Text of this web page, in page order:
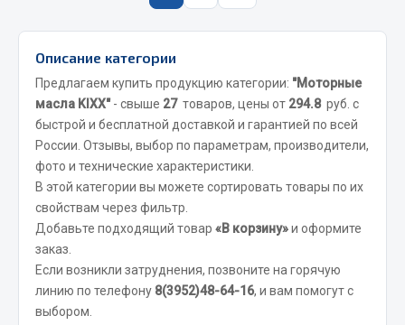
Запчасти FAW
Подвеска
Двигатель
Система охлаждения
Сцепление
Ось передняя
Тормозная система
Показать ещё
Весь раздел
Описание категории
Предлагаем купить продукцию категории: "Моторные
масла KIXX"- свыше 27 товаров, цены от 294.8 руб. с
быстрой и бесплатной доставкой и гарантией по всей
России. Отзывы, выбор по параметрам, производители,
фото и технические характеристики.
В этой категории вы можете сортировать товары по их
свойствам через фильтр.
Добавьте подходящий товар «В корзину»и оформите
заказ.
Если возникли затруднения, позвоните на горячую
линию по телефону 8(3952)48-64-16, и вам помогут с
выбором.